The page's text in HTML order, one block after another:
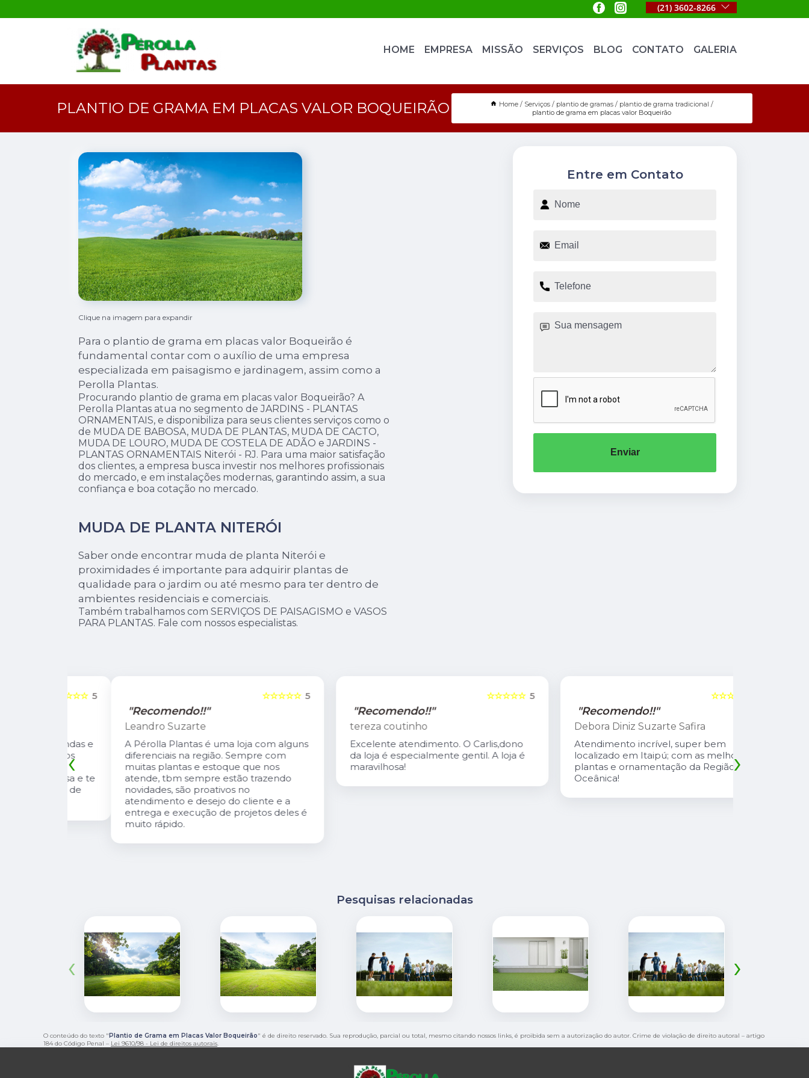
(21) 3602-8266
HOME EMPRESA MISSÃO SERVIÇOS BLOG CONTATO GALERIA
PLANTIO DE GRAMA EM PLACAS VALOR BOQUEIRÃO Home Serviços plantio de gramas
plantio de grama tradicional
plantio de grama em placas valor Boqueirão
Clique na imagem para expandir
Para o plantio de grama em placas valor Boqueirão é
fundamental contar com o auxílio de uma empresa
especializada em paisagismo e jardinagem, assim como a
Perolla Plantas.
Procurando plantio de grama em placas valor Boqueirão? A
Perolla Plantas atua no segmento de JARDINS - PLANTAS
ORNAMENTAIS, e disponibiliza para seus clientes serviços como o
de MUDA DE BABOSA, MUDA DE PLANTAS, MUDA DE CACTO,
MUDA DE LOURO, MUDA DE COSTELA DE ADÃO e JARDINS -
PLANTAS ORNAMENTAIS Niterói - RJ. Para uma maior satisfação
dos clientes, a empresa busca investir nos melhores profissionais
do mercado, e em instalações modernas, garantindo assim, a sua
confiança e boa cotação no mercado.
MUDA DE PLANTA NITERÓI
Saber onde encontrar muda de planta Niterói e
proximidades é importante para adquirir plantas de
qualidade para o jardim ou até mesmo para ter dentro de
ambientes residenciais e comerciais.
Também trabalhamos com SERVIÇOS DE PAISAGISMO e VASOS
PARA PLANTAS. Fale com nossos especialistas.
Entre em Contato
Enviar
5
☆☆☆☆☆
"Recomendo!!"
Leandro Suzarte
A Pérolla Plantas é uma loja com alguns
diferenciais na região. Sempre com
muitas plantas e estoque que nos
atende, tbm sempre estão trazendo
novidades, são proativos no
atendimento e desejo do cliente e a
entrega e execução de projetos deles é
muito rápido.
5
☆☆☆☆☆
"Recomendo!!"
tereza coutinho
Excelente atendimento. O Carlis,dono
da loja é especialmente gentil. A loja é
maravilhosa!
5
☆☆☆☆☆
"Recomendo!!"
Debora Diniz Suzarte Safira
Atendimento incrível, super bem
localizado em Itaipú; com as melhores
plantas e ornamentação da Região
Oceânica!
‹ ›
Pesquisas relacionadas
‹ ›
O conteúdo do texto " Plantio de Grama em Placas Valor Boqueirão" é de direito reservado. Sua reprodução, parcial ou total, mesmo citando nossos links, é proibida sem a autorização do autor. Crime de violação de direito autoral – artigo
184 do Código Penal – Lei 9610/98 - Lei de direitos autorais.